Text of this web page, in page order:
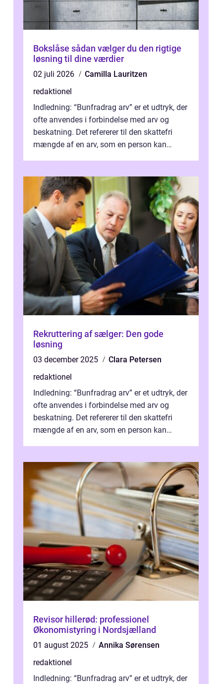
Bokslåse sådan vælger du den rigtige
løsning til dine værdier
02 juli 2026
Camilla Lauritzen
redaktionel
Indledning: “Bunfradrag arv” er et udtryk, der
ofte anvendes i forbindelse med arv og
beskatning. Det refererer til den skattefri
mængde af en arv, som en person kan
Rekruttering af sælger: Den gode
løsning
03 december 2025
Clara Petersen
redaktionel
Indledning: “Bunfradrag arv” er et udtryk, der
ofte anvendes i forbindelse med arv og
beskatning. Det refererer til den skattefri
mængde af en arv, som en person kan
Revisor hillerød: professionel
Økonomistyring i Nordsjælland
01 august 2025
Annika Sørensen
redaktionel
Indledning: “Bunfradrag arv” er et udtryk, der